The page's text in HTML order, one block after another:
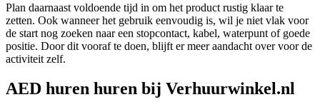
Plan daarnaast voldoende tijd in om het product rustig klaar te
zetten. Ook wanneer het gebruik eenvoudig is, wil je niet vlak voor
de start nog zoeken naar een stopcontact, kabel, waterpunt of goede
positie. Door dit vooraf te doen, blijft er meer aandacht over voor de
activiteit zelf.
AED huren huren bij Verhuurwinkel.nl